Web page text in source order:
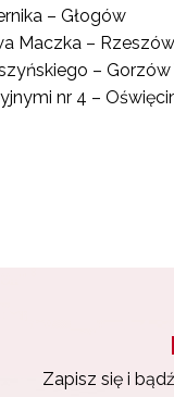
– Głogów
Maczka – Rzeszów
–
nr 4 –
Zapisz się i